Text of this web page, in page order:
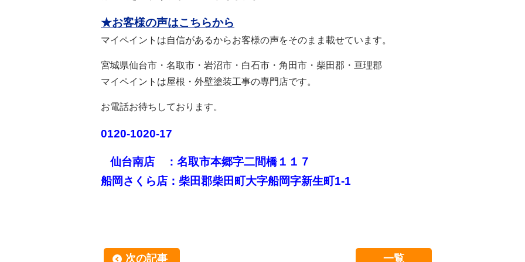
★お客様の声はこちらから
マイペイントは自信があるからお客様の声をそのまま載せています。
宮城県仙台市・名取市・岩沼市・白石市・角田市・柴田郡・亘理郡
マイペイントは屋根・外壁塗装工事の専門店です。
お電話お待ちしております。
0120-1020-17
仙台南店 ：名取市本郷字二間橋１１７
船岡さくら店：柴田郡柴田町大字船岡字新生町1-1
次の記事 一覧